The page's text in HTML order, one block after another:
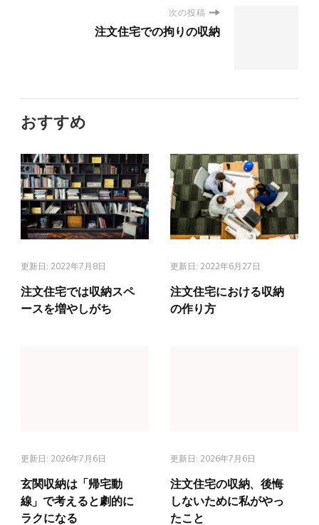
次の投稿
注文住宅での拘りの収納
おすすめ
更新日: 2022年7月8日
注文住宅では収納スペ
ースを増やしがち
更新日: 2022年6月27日
注文住宅における収納
の作り方
更新日: 2026年7月6日
玄関収納は「帰宅動
線」で考えると劇的に
ラクになる
更新日: 2026年7月6日
注文住宅の収納、後悔
しないために私がやっ
たこと